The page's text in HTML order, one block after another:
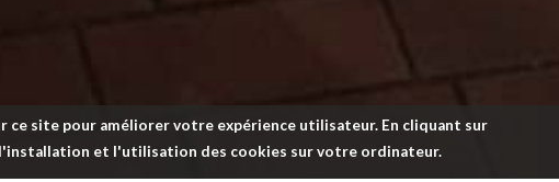
ce site pour améliorer votre expérience utilisateur. En cliquant sur
l'installation et l'utilisation des cookies sur votre ordinateur.